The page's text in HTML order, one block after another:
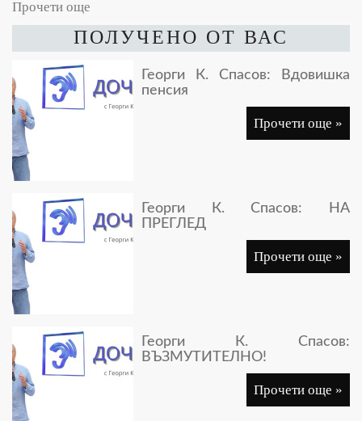
Прочети още
ПОЛУЧЕНО ОТ ВАС
Георги К. Спасов: Вдовишка
пенсия
Прочети още »
Георги К. Спасов: НА
ПРЕГЛЕД
Прочети още »
Георги К. Спасов:
ВЪЗМУТИТЕЛНО!
Прочети още »